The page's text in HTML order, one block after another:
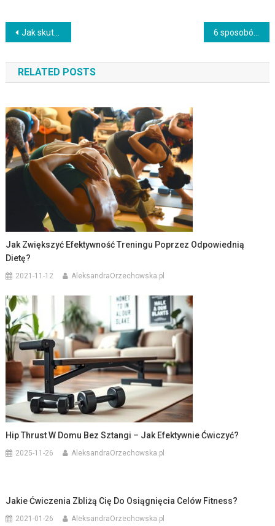
Nawigacja
wpisu
Jak skutecznie spalać tłuszcz, trenując na rowerze?
RELATED POSTS
Jak Zwiększyć Efektywność Treningu Poprzez Odpowiednią
Dietę?
2021-11-12 AleksandraOrzechowska.pl
Hip Thrust W Domu Bez Sztangi – Jak Efektywnie Ćwiczyć?
2025-11-26 AleksandraOrzechowska.pl
Jakie Ćwiczenia Zbliżą Cię Do Osiągnięcia Celów Fitness?
2021-01-26 AleksandraOrzechowska.pl